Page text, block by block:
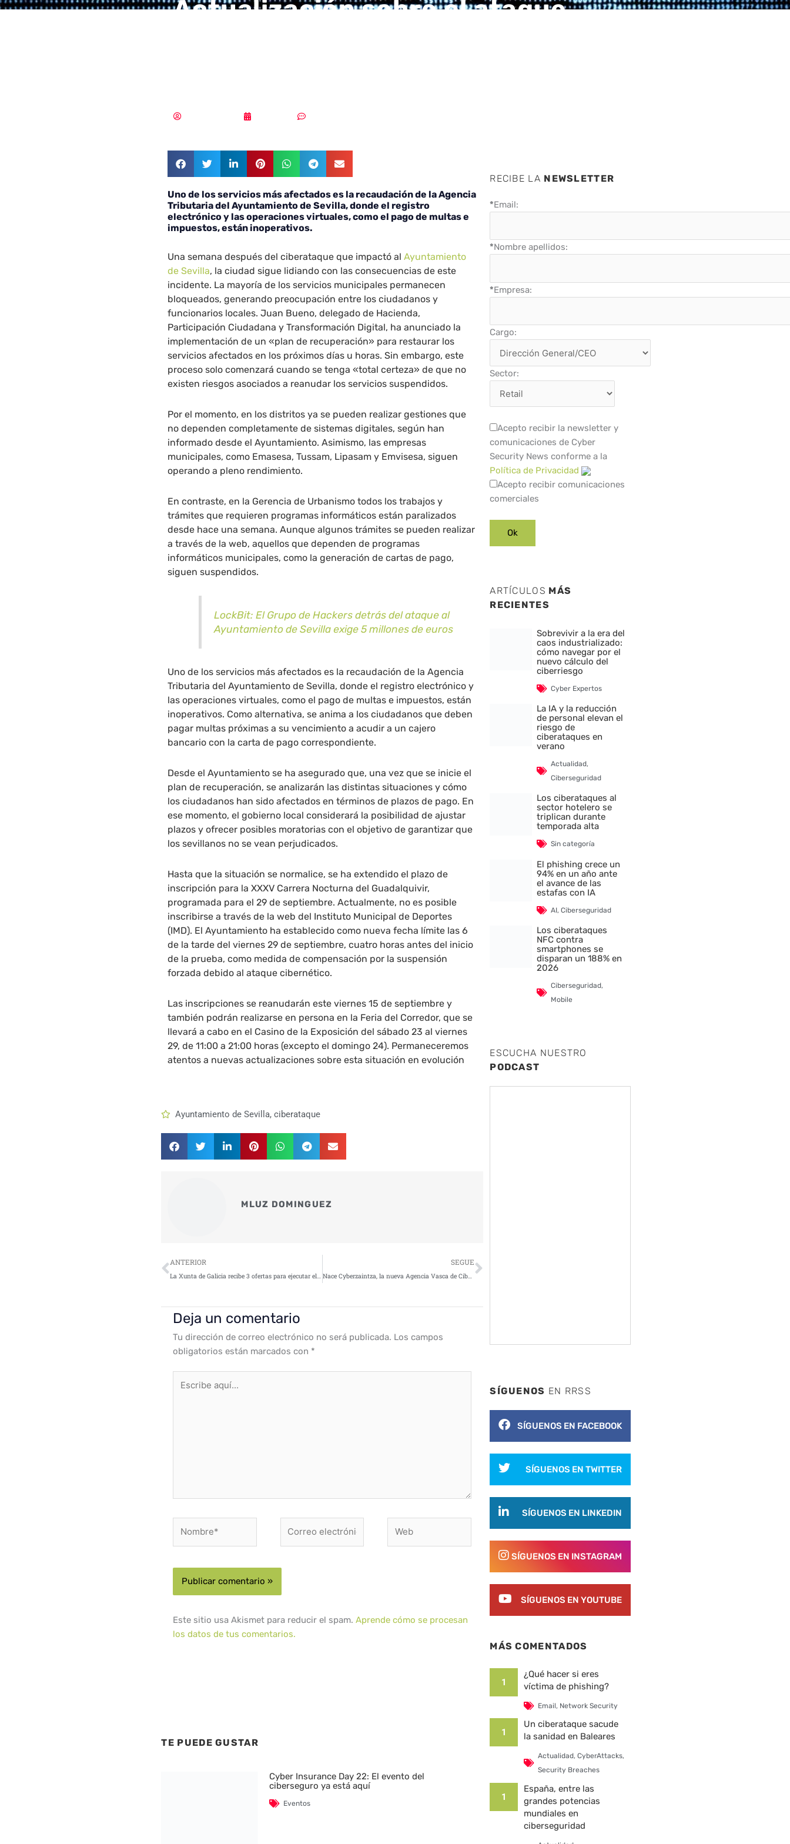
Actualización sobre el ataque
Uno de los servicios más afectados es la recaudación de la Agencia
Tributaria del Ayuntamiento de Sevilla, donde el registro
electrónico y las operaciones virtuales, como el pago de multas e
impuestos, están inoperativos.
Una semana después del ciberataque que impactó alAyuntamiento
de Sevilla, la ciudad sigue lidiando con las consecuencias de este
incidente. La mayoría de los servicios municipales permanecen
bloqueados, generando preocupación entre los ciudadanos y
funcionarios locales. Juan Bueno, delegado de Hacienda,
Participación Ciudadana y Transformación Digital, ha anunciado la
implementación de un «plan de recuperación» para restaurar los
servicios afectados en los próximos días u horas. Sin embargo, este
proceso solo comenzará cuando se tenga «total certeza» de que no
existen riesgos asociados a reanudar los servicios suspendidos.
Por el momento, en los distritos ya se pueden realizar gestiones que
no dependen completamente de sistemas digitales, según han
informado desde el Ayuntamiento. Asimismo, las empresas
municipales, como Emasesa, Tussam, Lipasam y Emvisesa, siguen
operando a pleno rendimiento.
En contraste, en la Gerencia de Urbanismo todos los trabajos y
trámites que requieren programas informáticos están paralizados
desde hace una semana. Aunque algunos trámites se pueden realizar
a través de la web, aquellos que dependen de programas
informáticos municipales, como la generación de cartas de pago,
siguen suspendidos.
LockBit: El Grupo de Hackers detrás del ataque al
Ayuntamiento de Sevilla exige 5 millones de euros
Uno de los servicios más afectados es la recaudación de la Agencia
Tributaria del Ayuntamiento de Sevilla, donde el registro electrónico y
las operaciones virtuales, como el pago de multas e impuestos, están
inoperativos. Como alternativa, se anima a los ciudadanos que deben
pagar multas próximas a su vencimiento a acudir a un cajero
bancario con la carta de pago correspondiente.
Desde el Ayuntamiento se ha asegurado que, una vez que se inicie el
plan de recuperación, se analizarán las distintas situaciones y cómo
los ciudadanos han sido afectados en términos de plazos de pago. En
ese momento, el gobierno local considerará la posibilidad de ajustar
plazos y ofrecer posibles moratorias con el objetivo de garantizar que
los sevillanos no se vean perjudicados.
Hasta que la situación se normalice, se ha extendido el plazo de
inscripción para la XXXV Carrera Nocturna del Guadalquivir,
programada para el 29 de septiembre. Actualmente, no es posible
inscribirse a través de la web del Instituto Municipal de Deportes
(IMD). El Ayuntamiento ha establecido como nueva fecha límite las 6
de la tarde del viernes 29 de septiembre, cuatro horas antes del inicio
de la prueba, como medida de compensación por la suspensión
forzada debido al ataque cibernético.
Las inscripciones se reanudarán este viernes 15 de septiembre y
también podrán realizarse en persona en la Feria del Corredor, que se
llevará a cabo en el Casino de la Exposición del sábado 23 al viernes
29, de 11:00 a 21:00 horas (excepto el domingo 24). Permaneceremos
atentos a nuevas actualizaciones sobre esta situación en evolución
Ayuntamiento de Sevilla,ciberataque
MLUZ DOMINGUEZ
Ant
ANTERIOR SEGUE
Nace Cyberzaintza, la nueva Agencia Vasca de Ciberseguridad
Siguiente
Deja un comentario
Tu dirección de correo electrónico no será publicada. Los campos
obligatorios están marcados con *
aquí...
electrónico*
Este sitio usa Akismet para reducir el spam.Aprende cómo se procesan
los datos de tus comentarios.
TE PUEDE GUSTAR
Cyber Insurance Day 22: El evento del
ciberseguro ya está aquí
Eventos
RECIBE LA NEWSLETTER
*Email:
*Nombre apellidos:
*Empresa:
Cargo:
Sector:
Acepto recibir la newsletter y
comunicaciones de Cyber
Security News conforme a la
Política de Privacidad
Acepto recibir comunicaciones
comerciales
ARTÍCULOS MÁS
RECIENTES
Sobrevivir a la era del
caos industrializado:
cómo navegar por el
nuevo cálculo del
ciberriesgo
Cyber Expertos
La IA y la reducción
de personal elevan el
riesgo de
ciberataques en
verano
Actualidad,
Ciberseguridad
Los ciberataques al
sector hotelero se
triplican durante
temporada alta
Sin categoría
El phishing crece un
94% en un año ante
el avance de las
estafas con IA
AI,Ciberseguridad
Los ciberataques
NFC contra
smartphones se
disparan un 188% en
2026
Ciberseguridad,
Mobile
ESCUCHA NUESTRO
PODCAST
SÍGUENOS EN RRSS
SÍGUENOS EN FACEBOOK
SÍGUENOS EN TWITTER
SÍGUENOS EN LINKEDIN
SÍGUENOS EN INSTAGRAM
SÍGUENOS EN YOUTUBE
MÁS COMENTADOS
1
¿Qué hacer si eres
víctima de phishing?
Email, Network Security
1
Un ciberataque sacude
la sanidad en Baleares
Actualidad, CyberAttacks,
Security Breaches
1
España, entre las
grandes potencias
mundiales en
ciberseguridad